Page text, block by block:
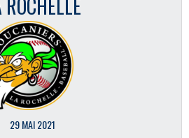
ROCHELLE
29 MAI 2021